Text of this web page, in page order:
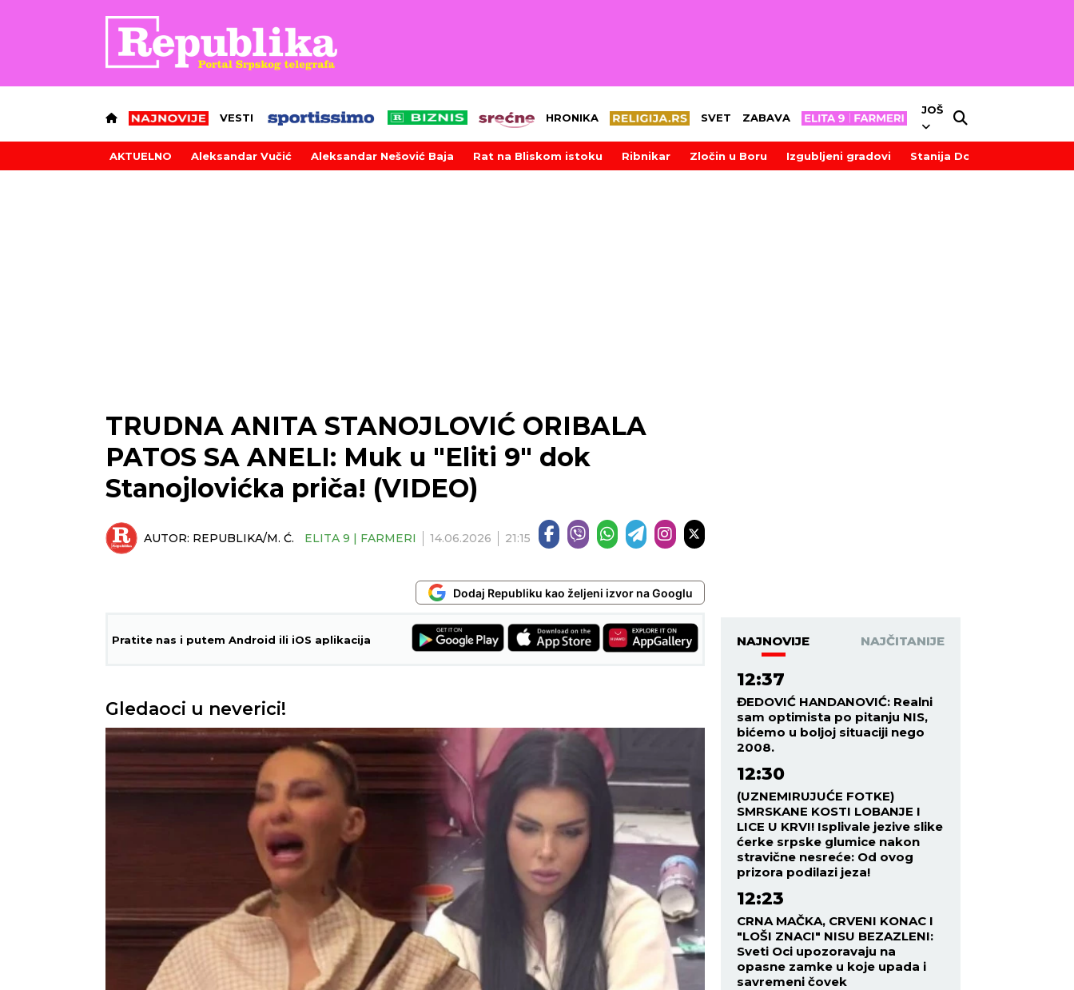
VESTI HRONIKA SVET ZABAVA
JOŠ
AKTUELNO Aleksandar Vučić Aleksandar Nešović Baja Rat na Bliskom istoku Ribnikar Zločin u Boru Izgubljeni gradovi Stanija Dobrojević
TRUDNA ANITA STANOJLOVIĆ ORIBALA
PATOS SA ANELI: Muk u "Eliti 9" dok
Stanojlovićka priča! (VIDEO)
AUTOR: REPUBLIKA/M. Ć. ELITA 9 | FARMERI 14.06.2026 21:15
Dodaj Republiku kao željeni izvor na Googlu
Pratite nas i putem Android ili iOS aplikacija
Gledaoci u neverici!
NAJNOVIJE NAJČITANIJE
12:37
ĐEDOVIĆ HANDANOVIĆ: Realni
sam optimista po pitanju NIS,
bićemo u boljoj situaciji nego
2008.
12:30
(UZNEMIRUJUĆE FOTKE)
SMRSKANE KOSTI LOBANJE I
LICE U KRVI! Isplivale jezive slike
ćerke srpske glumice nakon
stravične nesreće: Od ovog
prizora podilazi jeza!
12:23
CRNA MAČKA, CRVENI KONAC I
"LOŠI ZNACI" NISU BEZAZLENI:
Sveti Oci upozoravaju na
opasne zamke u koje upada i
savremeni čovek